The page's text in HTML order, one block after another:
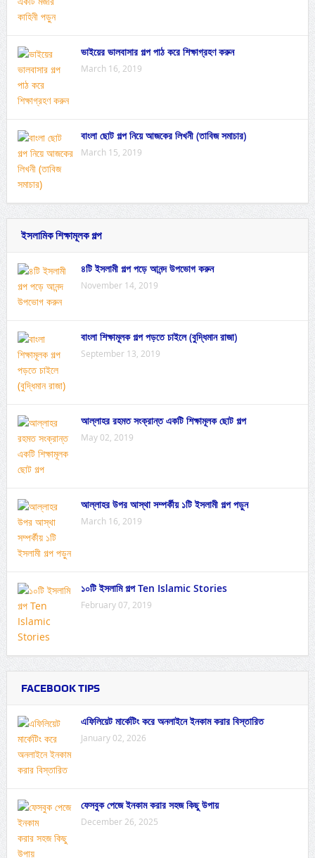
ভাইয়ের ভালবাসার গল্প পাঠ করে শিক্ষাগ্রহণ করুন
March 16, 2019
বাংলা ছোট গল্প নিয়ে আজকের লিখনী (তাবিজ সমাচার)
March 15, 2019
ইসলামিক শিক্ষামূলক গল্প
৪টি ইসলামী গল্প পড়ে আনন্দ উপভোগ করুন
November 14, 2019
বাংলা শিক্ষামূলক গল্প পড়তে চাইলে (বুদ্ধিমান রাজা)
September 13, 2019
আল্লাহর রহমত সংক্রান্ত একটি শিক্ষামূলক ছোট গল্প
May 02, 2019
আল্লাহর উপর আস্থা সম্পর্কীয় ১টি ইসলামী গল্প পড়ুন
March 16, 2019
১০টি ইসলামি গল্প Ten Islamic Stories
February 07, 2019
FACEBOOK TIPS
এফিলিয়েট মার্কেটিং করে অনলাইনে ইনকাম করার বিস্তারিত
January 02, 2026
ফেসবুক পেজে ইনকাম করার সহজ কিছু উপায়
December 26, 2025